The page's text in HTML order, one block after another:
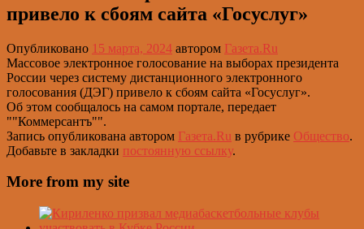
привело к сбоям сайта «Госуслуг»
Опубликовано 15 марта, 2024 автором Газета.Ru
Массовое электронное голосование на выборах президента
России через систему дистанционного электронного
голосования (ДЭГ) привело к сбоям сайта «Госуслуг».
Об этом сообщалось на самом портале, передает
""Коммерсантъ"".
Запись опубликована автором Газета.Ru в рубрике Общество.
Добавьте в закладки постоянную ссылку.
More from my site